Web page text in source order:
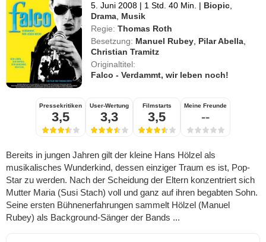
5. Juni 2008 | 1 Std. 40 Min. | Biopic,
Drama, Musik
Regie: Thomas Roth
Besetzung: Manuel Rubey, Pilar Abella,
Christian Tramitz
Originaltitel:
Falco - Verdammt, wir leben noch!
Pressekritiken
3,5
User-Wertung
3,3
Filmstarts
3,5
Meine Freunde
--
Bereits in jungen Jahren gilt der kleine Hans Hölzel als
musikalisches Wunderkind, dessen einziger Traum es ist, Pop-
Star zu werden. Nach der Scheidung der Eltern konzentriert sich
Mutter Maria (Susi Stach) voll und ganz auf ihren begabten Sohn.
Seine ersten Bühnenerfahrungen sammelt Hölzel (Manuel
Rubey) als Background-Sänger der Bands ...